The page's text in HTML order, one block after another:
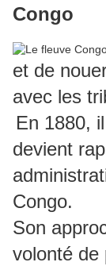
Congo
et de
avec les
En 1880,
devient
Congo.
Son
volonté de